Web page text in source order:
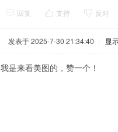
回复 支持 反对
发表于 2025-7-30 21:34:40 显
我是来看美图的，赞一个！